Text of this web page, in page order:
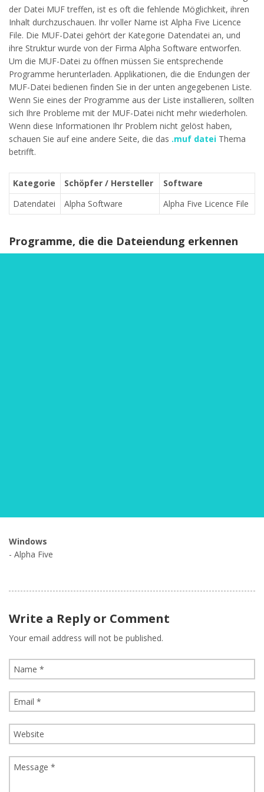
der Datei MUF treffen, ist es oft die fehlende Möglichkeit, ihren
Inhalt durchzuschauen. Ihr voller Name ist Alpha Five Licence
File. Die MUF-Datei gehört der Kategorie Datendatei an, und
ihre Struktur wurde von der Firma Alpha Software entworfen.
Um die MUF-Datei zu öffnen müssen Sie entsprechende
Programme herunterladen. Applikationen, die die Endungen der
MUF-Datei bedienen finden Sie in der unten angegebenen Liste.
Wenn Sie eines der Programme aus der Liste installieren, sollten
sich Ihre Probleme mit der MUF-Datei nicht mehr wiederholen.
Wenn diese Informationen Ihr Problem nicht gelöst haben,
schauen Sie auf eine andere Seite, die das .muf datei Thema
betrifft.
Kategorie Schöpfer / Hersteller
Software
Datendatei
Alpha Software Alpha Five Licence File
Programme, die die Dateiendung erkennen
Windows
- Alpha Five
Write a Reply or Comment
Your email address will not be published.